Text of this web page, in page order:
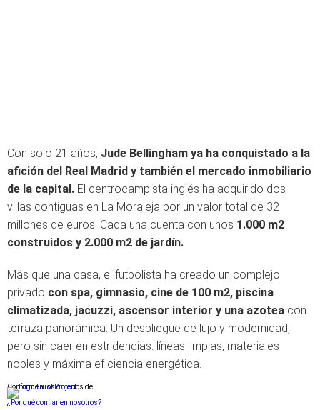
Con solo 21 años, Jude Bellingham ya ha conquistado a la
afición del Real Madrid y también el mercado inmobiliario
de la capital. El centrocampista inglés ha adquirido dos
villas contiguas en La Moraleja por un valor total de 32
millones de euros. Cada una cuenta con unos 1.000 m2
construidos y 2.000 m2 de jardín.
Más que una casa, el futbolista ha creado un complejo
privado con spa, gimnasio, cine de 100 m2, piscina
climatizada, jacuzzi, ascensor interior y una azotea con
terraza panorámica. Un despliegue de lujo y modernidad,
pero sin caer en estridencias: líneas limpias, materiales
nobles y máxima eficiencia energética.
Conforme a los criterios de
¿Por qué confiar en nosotros?